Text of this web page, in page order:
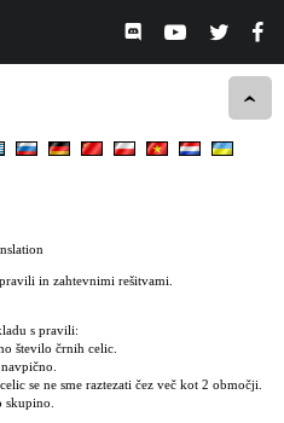
in zahtevnimi rešitvami.
s pravili:
število črnih celic.
se ne sme raztezati čez več kot 2 območji.
skupino.